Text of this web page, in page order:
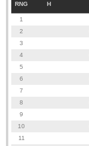
RNG H
1
2
3
4
5
6
7
8
9
10
11